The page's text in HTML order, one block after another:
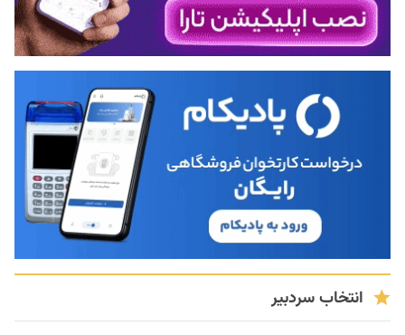
انتخاب سردبیر